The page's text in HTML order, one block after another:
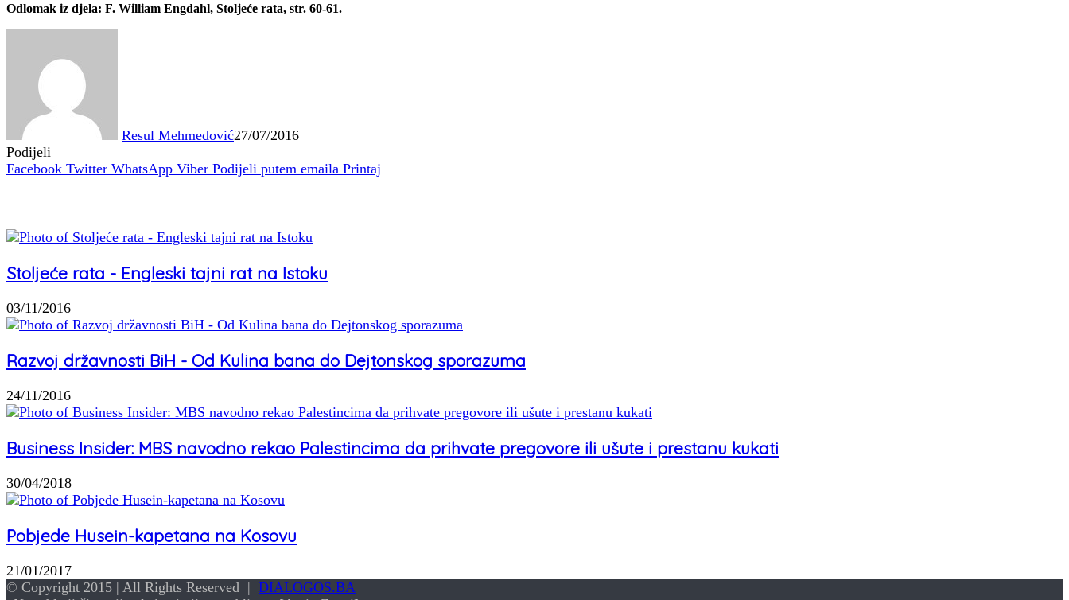
Odlomak iz djela: F. William Engdahl, Stoljeće rata, str. 60-61.
Resul Mehmedović27/07/2016
Podijeli
Facebook Twitter WhatsApp Viber Podijeli putem emaila Printaj
Stoljeće rata - Engleski tajni rat na Istoku
03/11/2016
Razvoj državnosti BiH - Od Kulina bana do Dejtonskog sporazuma
24/11/2016
Business Insider: MBS navodno rekao Palestincima da prihvate pregovore ili ušute i prestanu kukati
30/04/2018
Pobjede Husein-kapetana na Kosovu
21/01/2017
© Copyright 2015 | All Rights Reserved | DIALOGOS.BA